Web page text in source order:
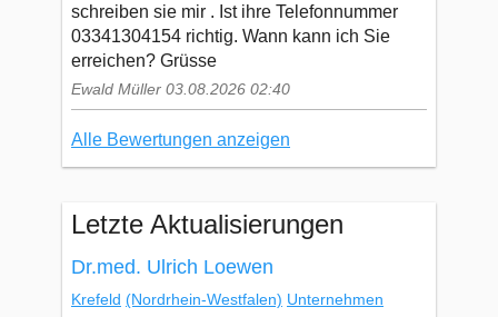
schreiben sie mir . Ist ihre Telefonnummer
03341304154 richtig. Wann kann ich Sie
erreichen? Grüsse
Ewald Müller 03.08.2026 02:40
Alle Bewertungen anzeigen
Letzte Aktualisierungen
Dr.med. Ulrich Loewen
Krefeld (Nordrhein-Westfalen) Unternehmen